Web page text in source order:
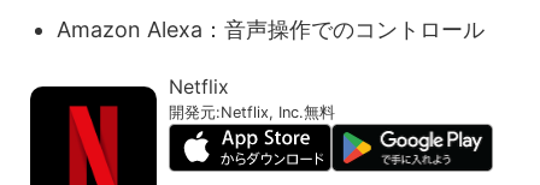
Amazon Alexa：音声操作でのコントロール
Netflix
開発元:Netflix, Inc.無料